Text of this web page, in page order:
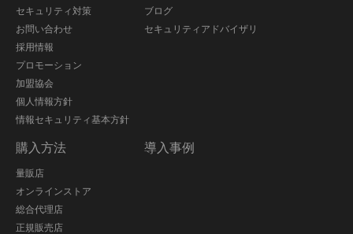
セキュリティ対策
お問い合わせ
採用情報
プロモーション
加盟協会
個人情報方針
情報セキュリティ基本方針
ブログ
セキュリティアドバイザリ
購入方法
量販店
オンラインストア
総合代理店
正規販売店
導入事例